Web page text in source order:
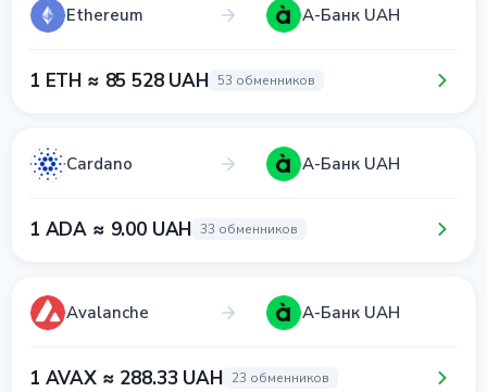
Ethereum А-Банк UAH
1 ETH ≈ 85 528 UAH 53 обменников
Cardano А-Банк UAH
1 ADA ≈ 9.00 UAH 33 обменников
Avalanche А-Банк UAH
1 AVAX ≈ 288.33 UAH 23 обменников